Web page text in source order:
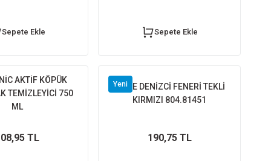
DOLABI 60 CM KUMTAŞI
11.450,00 TL
Sepete Ekle Sepete Ekle
AKTİF KÖPÜK
TEMİZLEYİCİ 750
ML
TL
Yeni
AVİZE DENİZCİ FENERİ TEKLİ
KIRMIZI 804.81451
190,75 TL